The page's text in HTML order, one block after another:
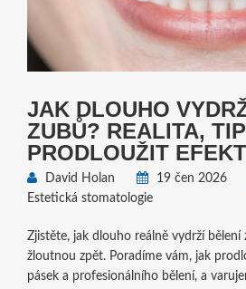
JAK DLOUHO
ZUBŮ? REALITA,
PRODLOUŽIT EFEKT
David Holan 19 čen 2026
Estetická stomatologie
Zjistěte, jak dlouho reálně vydrží bělení
žloutnou zpět. Poradíme vám, jak
pásek a profesionálního bělení, a